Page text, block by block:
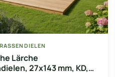
Lärche
27x143 mm, KD,